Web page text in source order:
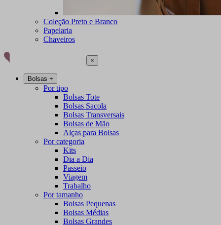
Coleção Preto e Branco
Papelaria
Chaveiros
×
Bolsas +
Por tipo
Bolsas Tote
Bolsas Sacola
Bolsas Transversais
Bolsas de Mão
Alças para Bolsas
Por categoria
Kits
Dia a Dia
Passeio
Viagem
Trabalho
Por tamanho
Bolsas Pequenas
Bolsas Médias
Bolsas Grandes